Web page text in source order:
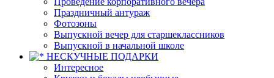
Праздничный антураж
Фотозоны
Выпускной вечер для старшеклассников
Выпускной в начальной школе
НЕСКУЧНЫЕ ПОДАРКИ
Интересное